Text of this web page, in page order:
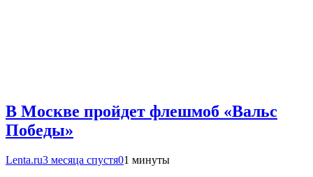
В Москве пройдет флешмоб «Вальс
Победы»
Lenta.ru3 месяца спустя01 минуты